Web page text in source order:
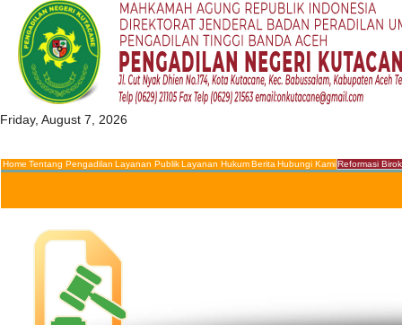
Friday, August 7, 2026
Home Tentang Pengadilan Layanan PublikLayanan HukumBerita Hubungi KamiReformasi